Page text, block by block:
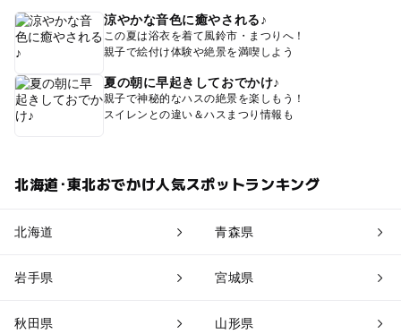
涼やかな音色に癒やされる♪
この夏は浴衣を着て風鈴市・まつりへ！
親子で絵付け体験や絶景を満喫しよう
夏の朝に早起きしておでかけ♪
親子で神秘的なハスの絶景を楽しもう！
スイレンとの違い＆ハスまつり情報も
北海道･東北おでかけ人気スポットランキング
北海道 青森県
岩手県 宮城県
秋田県 山形県